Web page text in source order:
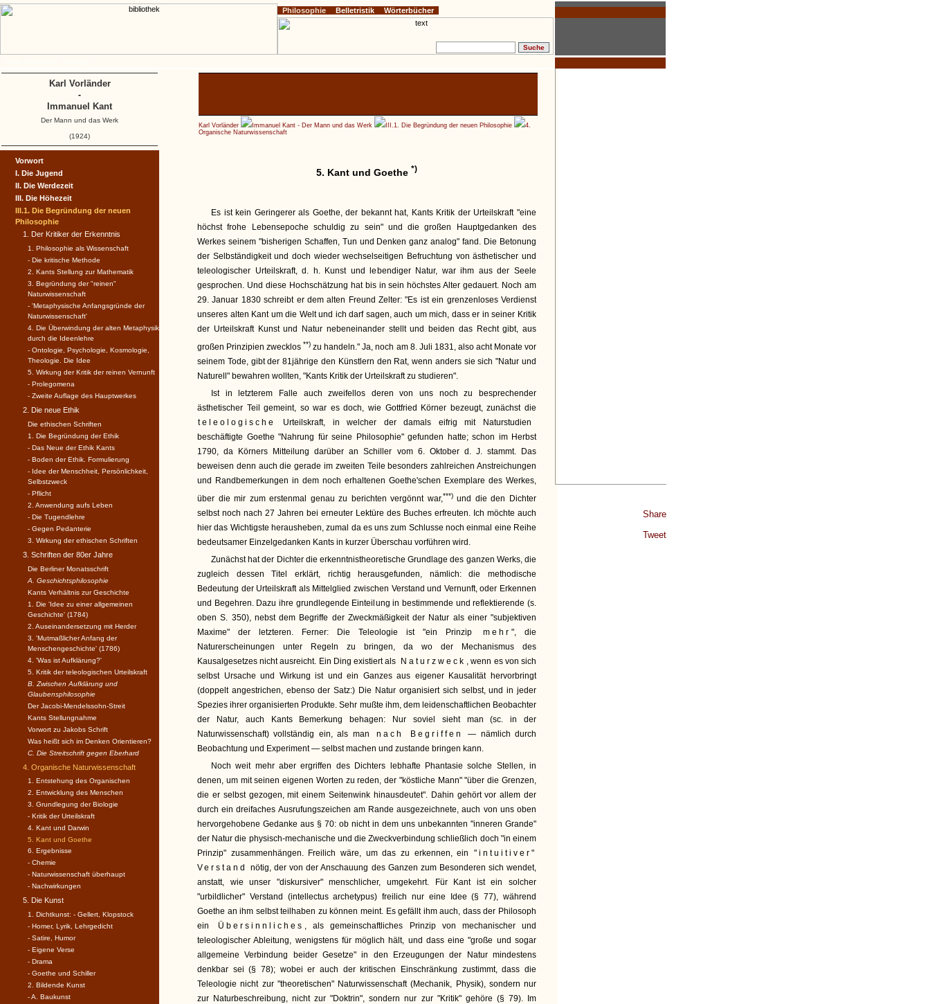
Share
Tweet
Karl Vorländer Immanuel Kant - Der Mann und das Werk III.1. Die Begründung der neuen Philosophie
4.
Organische Naturwissenschaft
5. Kant und Goethe *)
Es ist kein Geringerer als Goethe, der bekannt hat, Kants Kritik der Urteilskraft "eine
höchst frohe Lebensepoche schuldig zu sein" und die großen Hauptgedanken des
Werkes seinem "bisherigen Schaffen, Tun und Denken ganz analog" fand. Die Betonung
der Selbständigkeit und doch wieder wechselseitigen Befruchtung von ästhetischer und
teleologischer Urteilskraft, d. h. Kunst und lebendiger Natur, war ihm aus der Seele
gesprochen. Und diese Hochschätzung hat bis in sein höchstes Alter gedauert. Noch am
29. Januar 1830 schreibt er dem alten Freund Zelter: "Es ist ein grenzenloses Verdienst
unseres alten Kant um die Welt und ich darf sagen, auch um mich, dass er in seiner Kritik
der Urteilskraft Kunst und Natur nebeneinander stellt und beiden das Recht gibt, aus
großen Prinzipien zwecklos**) zu handeln." Ja, noch am 8. Juli 1831, also acht Monate vor
seinem Tode, gibt der 81jährige den Künstlern den Rat, wenn anders sie sich "Natur und
Naturell" bewahren wollten, "Kants Kritik der Urteilskraft zu studieren".
Ist in letzterem Falle auch zweifellos deren von uns noch zu besprechender
ästhetischer Teil gemeint, so war es doch, wie Gottfried Körner bezeugt, zunächst die
teleologische
Urteilskraft, in welcher der damals eifrig mit Naturstudien
beschäftigte Goethe "Nahrung für seine Philosophie" gefunden hatte; schon im Herbst
1790, da Körners Mitteilung darüber an Schiller vom 6. Oktober d. J. stammt. Das
beweisen denn auch die gerade im zweiten Teile besonders zahlreichen Anstreichungen
und Randbemerkungen in dem noch erhaltenen Goethe'schen Exemplare des Werkes,
über die mir zum erstenmal genau zu berichten vergönnt war,***)und die den Dichter
selbst noch nach 27 Jahren bei erneuter Lektüre des Buches erfreuten. Ich möchte auch
hier das Wichtigste herausheben, zumal da es uns zum Schlusse noch einmal eine Reihe
bedeutsamer Einzelgedanken Kants in kurzer Überschau vorführen wird.
Zunächst hat der Dichter die erkenntnistheoretische Grundlage des ganzen Werks, die
zugleich dessen Titel erklärt, richtig herausgefunden, nämlich: die methodische
Bedeutung der Urteilskraft als Mittelglied zwischen Verstand und Vernunft, oder Erkennen
und Begehren. Dazu ihre grundlegende Einteilung in bestimmende und reflektierende (s.
oben S. 350), nebst dem Begriffe der Zweckmäßigkeit der Natur als einer "subjektiven
Maxime" der letzteren. Ferner: Die Teleologie ist "ein Prinzip mehr ", die
Naturerscheinungen unter Regeln zu bringen, da wo der Mechanismus des
Kausalgesetzes nicht ausreicht. Ein Ding existiert als Naturzweck
, wenn es von sich
selbst Ursache und Wirkung ist und ein Ganzes aus eigener Kausalität hervorbringt
(doppelt angestrichen, ebenso der Satz:) Die Natur organisiert sich selbst, und in jeder
Spezies ihrer organisierten Produkte. Sehr mußte ihm, dem leidenschaftlichen Beobachter
der Natur, auch Kants Bemerkung behagen: Nur soviel sieht man (sc. in der
Naturwissenschaft) vollständig ein, als man
nach Begriffen
— nämlich durch
Beobachtung und Experiment — selbst machen und zustande bringen kann.
Noch weit mehr aber ergriffen des Dichters lebhafte Phantasie solche Stellen, in
denen, um mit seinen eigenen Worten zu reden, der "köstliche Mann" "über die Grenzen,
die er selbst gezogen, mit einem Seitenwink hinausdeutet". Dahin gehört vor allem der
durch ein dreifaches Ausrufungszeichen am Rande ausgezeichnete, auch von uns oben
hervorgehobene Gedanke aus § 70: ob nicht in dem uns unbekannten "inneren Grande"
der Natur die physisch-mechanische und die Zweckverbindung schließlich doch "in einem
Prinzip" zusammenhängen. Freilich wäre, um das zu erkennen, ein "intuitiver"
Verstand
nötig, der von der Anschauung des Ganzen zum Besonderen sich wendet,
anstatt, wie unser "diskursiver" menschlicher, umgekehrt. Für Kant ist ein solcher
"urbildlicher" Verstand (intellectus archetypus) freilich nur eine Idee (§ 77), während
Goethe an ihm selbst teilhaben zu können meint. Es gefällt ihm auch, dass der Philosoph
ein
Übersinnliches
, als gemeinschaftliches Prinzip von mechanischer und
teleologischer Ableitung, wenigstens für möglich hält, und dass eine "große und sogar
allgemeine Verbindung beider Gesetze" in den Erzeugungen der Natur mindestens
denkbar sei (§ 78); wobei er auch der kritischen Einschränkung zustimmt, dass die
Teleologie nicht zur "theoretischen" Naturwissenschaft (Mechanik, Physik), sondern nur
zur Naturbeschreibung, nicht zur "Doktrin", sondern nur zur "Kritik" gehöre (§ 79). Im
Vorwort
I. Die Jugend
II. Die Werdezeit
III. Die Höhezeit
III.1. Die Begründung der neuen
Philosophie
1. Der Kritiker der Erkenntnis
1. Philosophie als Wissenschaft
- Die kritische Methode
2. Kants Stellung zur Mathematik
3. Begründung der "reinen"
Naturwissenschaft
- 'Metaphysische Anfangsgründe der
Naturwissenschaft'
4. Die Überwindung der alten Metaphysik
durch die Ideenlehre
- Ontologie, Psychologie, Kosmologie,
Theologie. Die Idee
5. Wirkung der Kritik der reinen Vernunft
- Prolegomena
- Zweite Auflage des Hauptwerkes
2. Die neue Ethik
Die ethischen Schriften
1. Die Begründung der Ethik
- Das Neue der Ethik Kants
- Boden der Ethik. Formulierung
- Idee der Menschheit, Persönlichkeit,
Selbstzweck
- Pflicht
2. Anwendung aufs Leben
- Die Tugendlehre
- Gegen Pedanterie
3. Wirkung der ethischen Schriften
3. Schriften der 80er Jahre
Die Berliner Monatsschrift
A. Geschichtsphilosophie
Kants Verhältnis zur Geschichte
1. Die 'Idee zu einer allgemeinen
Geschichte' (1784)
2. Auseinandersetzung mit Herder
3. 'Mutmaßlicher Anfang der
Menschengeschichte' (1786)
4. 'Was ist Aufklärung?'
5. Kritik der teleologischen Urteilskraft
B. Zwischen Aufklärung und
Glaubensphilosophie
Der Jacobi-Mendelssohn-Streit
Kants Stellungnahme
Vorwort zu Jakobs Schrift
Was heißt sich im Denken Orientieren?
C. Die Streitschrift gegen Eberhard
4. Organische Naturwissenschaft
1. Entstehung des Organischen
2. Entwicklung des Menschen
3. Grundlegung der Biologie
- Kritik der Urteilskraft
4. Kant und Darwin
5. Kant und Goethe
6. Ergebnisse
- Chemie
- Naturwissenschaft überhaupt
- Nachwirkungen
5. Die Kunst
1. Dichtkunst: - Gellert, Klopstock
- Homer, Lyrik, Lehrgedicht
- Satire, Humor
- Eigene Verse
- Drama
- Goethe und Schiller
2. Bildende Kunst
- A. Baukunst
Philosophie Belletristik Wörterbücher
Karl Vorländer
-
Immanuel Kant
Der Mann und das Werk
(1924)